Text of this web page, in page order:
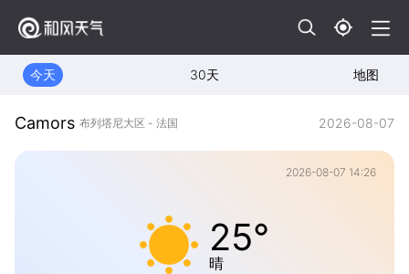
今天 30天 地图
Camors 布列塔尼大区 - 法国 2026-08-07
2026-08-07 14:26
25°
晴